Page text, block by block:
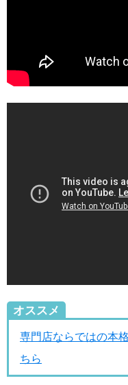
オススメ
専門店ならではの本
ちら